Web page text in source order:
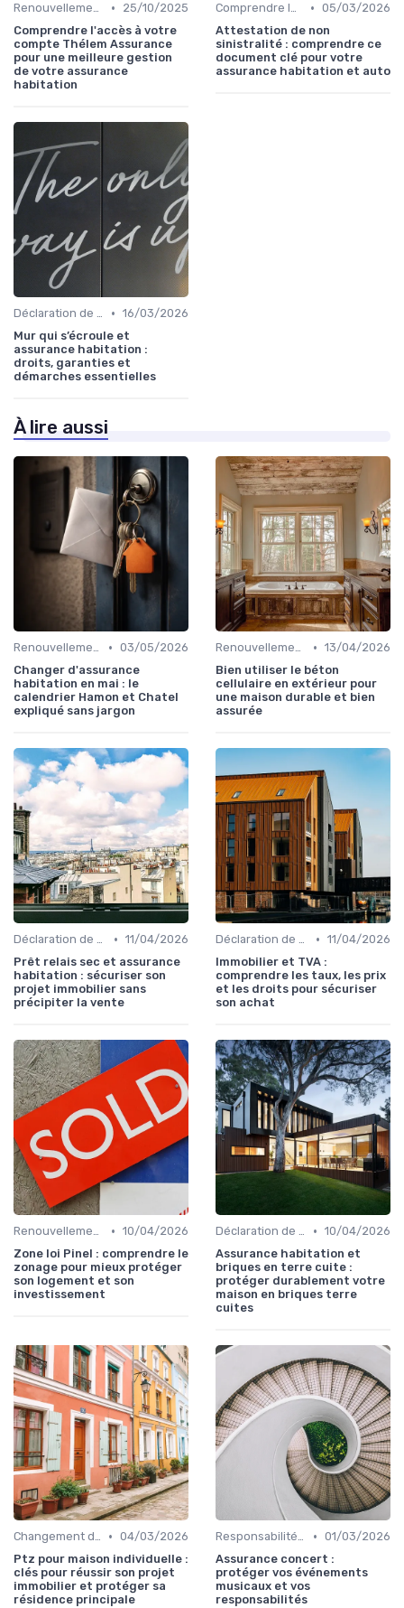
Renouvellement et résiliation •
25/10/2025
Comprendre l'accès à votre
compte Thélem Assurance
pour une meilleure gestion
de votre assurance
habitation
Comprendre les exclusions de garantie • 05/03/2026
Attestation de non
sinistralité : comprendre ce
document clé pour votre
assurance habitation et auto
Déclaration de sinistre • 16/03/2026
Mur qui s’écroule et
assurance habitation :
droits, garanties et
démarches essentielles
À lire aussi
Renouvellement et résiliation • 03/05/2026
Changer d'assurance
habitation en mai : le
calendrier Hamon et Chatel
expliqué sans jargon
Renouvellement et résiliation • 13/04/2026
Bien utiliser le béton
cellulaire en extérieur pour
une maison durable et bien
assurée
Déclaration de sinistre • 11/04/2026
Prêt relais sec et assurance
habitation : sécuriser son
projet immobilier sans
précipiter la vente
Déclaration de sinistre • 11/04/2026
Immobilier et TVA :
comprendre les taux, les prix
et les droits pour sécuriser
son achat
Renouvellement et résiliation • 10/04/2026
Zone loi Pinel : comprendre le
zonage pour mieux protéger
son logement et son
investissement
Déclaration de sinistre • 10/04/2026
Assurance habitation et
briques en terre cuite :
protéger durablement votre
maison en briques terre
cuites
Changement de situation et assurance • 04/03/2026
Ptz pour maison individuelle :
clés pour réussir son projet
immobilier et protéger sa
résidence principale
Responsabilité civile • 01/03/2026
Assurance concert :
protéger vos événements
musicaux et vos
responsabilités